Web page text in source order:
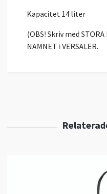
Kapacitet 14 liter
(OBS! Skriv med
NAMNET i VERSALER.